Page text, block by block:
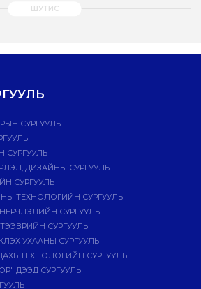
СУРГУУЛЬ
СУРГУУЛЬ
ДИЗАЙНЫ СУРГУУЛЬ
СУРГУУЛЬ
ТЕХНОЛОГИЙН СУРГУУЛЬ
СУРГУУЛЬ
СУРГУУЛЬ
УХААНЫ СУРГУУЛЬ
ТЕХНОЛОГИЙН СУРГУУЛЬ
ДЭЭД СУРГУУЛЬ